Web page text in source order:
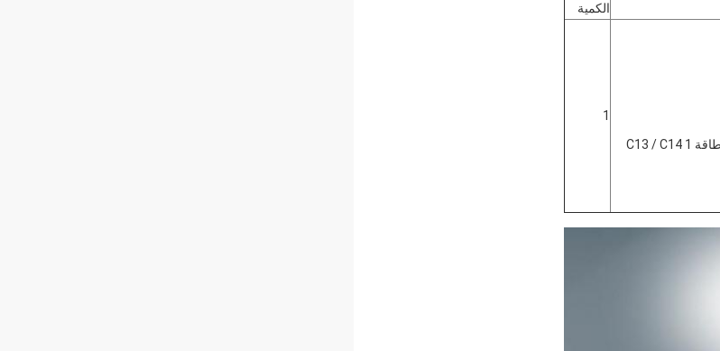
الكمية
1 مزوّد طاقة 1800 واط (200-240 فولت) ، يشتمل على أسلاك طاقة C13 / C14 1
1